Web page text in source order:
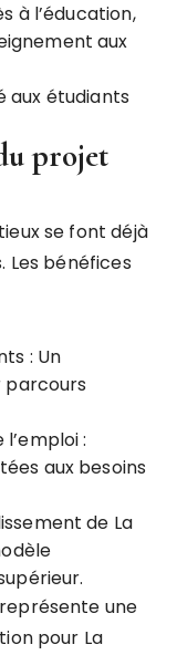
à l’éducation,
aux
aux étudiants
projet
se font déjà
Les bénéfices
: Un
parcours
:
aux besoins
de La
une
pour La